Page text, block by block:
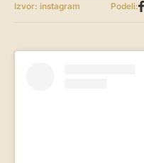
Izvor: instagram
Podeli: